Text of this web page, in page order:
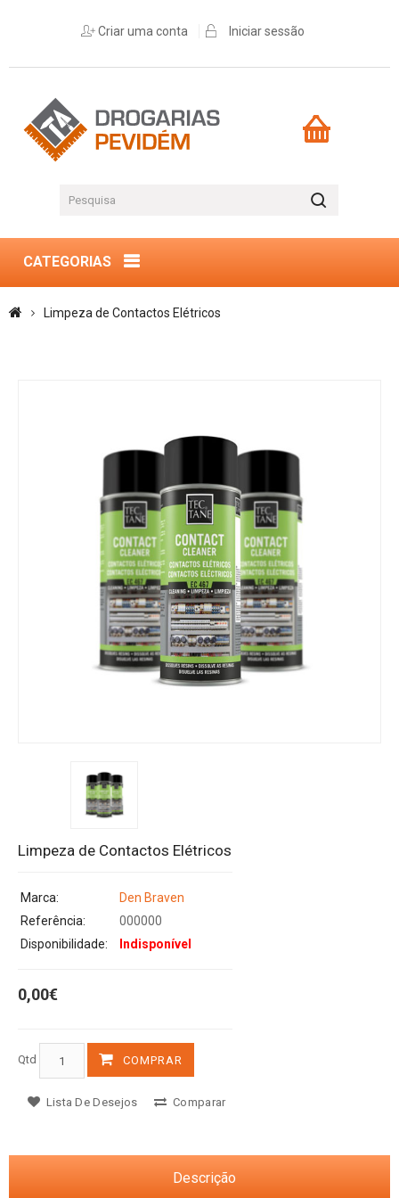
Criar uma conta Iniciar sessão
CATEGORIAS
Limpeza de Contactos Elétricos
Limpeza de Contactos Elétricos
Marca:
Den Braven
Referência:
000000
Disponibilidade:
Indisponível
0,00€
Qtd COMPRAR
Lista De Desejos Comparar
Descrição